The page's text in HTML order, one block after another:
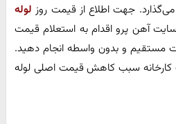
جهت اطلاع از قیمت روز لوله
آهن پرو اقدام به استعلام قیمت
مستقیم و بدون واسطه انجام دهید.
کارخانه سبب کاهش قیمت اصلی لوله